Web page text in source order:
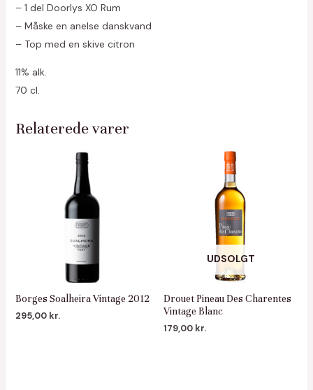
– 1 del Doorlys XO Rum
– Måske en anelse danskvand
– Top med en skive citron
11% alk.
70 cl.
Relaterede varer
Borges Soalheira Vintage 2012
295,00 kr.
UDSOLGT
Drouet Pineau Des Charentes
Vintage Blanc
179,00 kr.